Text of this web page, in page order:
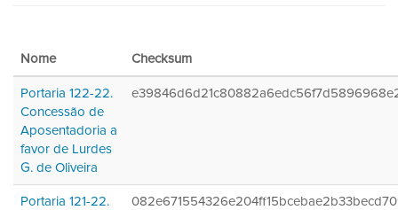
Nome Checksum
Portaria 122-22.
Concessão de
Aposentadoria a
favor de Lurdes
G. de Oliveira
Portaria 121-22.